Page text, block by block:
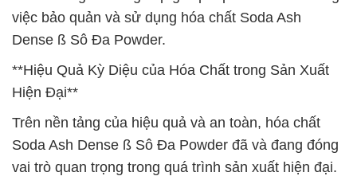
việc bảo quản và sử dụng hóa chất Soda Ash
Dense ß Sô Đa Powder.
**Hiệu Quả Kỳ Diệu của Hóa Chất trong Sản Xuất
Hiện Đại**
Trên nền tảng của hiệu quả và an toàn, hóa chất
Soda Ash Dense ß Sô Đa Powder đã và đang đóng
vai trò quan trọng trong quá trình sản xuất hiện đại.